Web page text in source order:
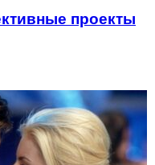
проекты